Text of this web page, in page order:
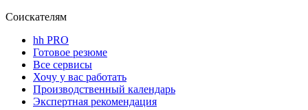
Соискателям
hh PRO
Готовое резюме
Все сервисы
Хочу у вас работать
Производственный календарь
Экспертная рекомендация